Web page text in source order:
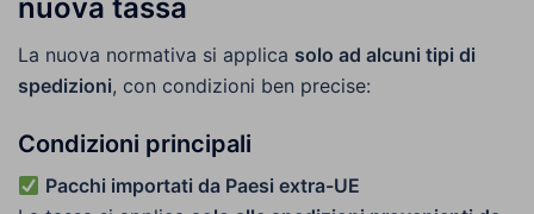
nuova tassa
La nuova normativa si applica solo ad alcuni tipi di
spedizioni, con condizioni ben precise:
Condizioni principali
Pacchi importati da Paesi extra-UE